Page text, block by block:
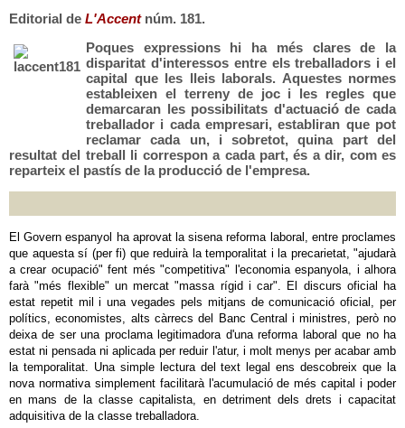
Editorial de L'Accentnúm. 181.
Poques expressions hi ha més clares de la
disparitat d'interessos entre els treballadors i el
capital que les lleis laborals. Aquestes normes
estableixen el terreny de joc i les regles que
demarcaran les possibilitats d'actuació de cada
treballador i cada empresari, establiran que pot
reclamar cada un, i sobretot, quina part del
resultat del treball li correspon a cada part, és a dir, com es
reparteix el pastís de la producció de l'empresa.
El Govern espanyol ha aprovat la sisena reforma laboral, entre proclames
que aquesta sí (per fi) que reduirà la temporalitat i la precarietat, "ajudarà
a crear ocupació" fent més "competitiva" l'economia espanyola, i alhora
farà "més flexible" un mercat "massa rígid i car". El discurs oficial ha
estat repetit mil i una vegades pels mitjans de comunicació oficial, per
polítics, economistes, alts càrrecs del Banc Central i ministres, però no
deixa de ser una proclama legitimadora d'una reforma laboral que no ha
estat ni pensada ni aplicada per reduir l'atur, i molt menys per acabar amb
la temporalitat. Una simple lectura del text legal ens descobreix que la
nova normativa simplement facilitarà l'acumulació de més capital i poder
en mans de la classe capitalista, en detriment dels drets i capacitat
adquisitiva de la classe treballadora.